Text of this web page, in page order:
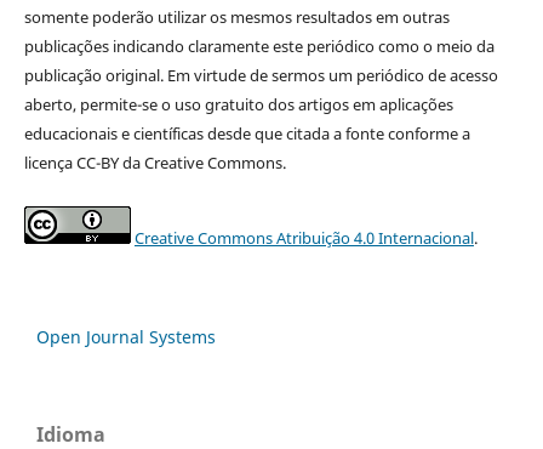
somente poderão utilizar os mesmos resultados em outras
publicações indicando claramente este periódico como o meio da
publicação original. Em virtude de sermos um periódico de acesso
aberto, permite-se o uso gratuito dos artigos em aplicações
educacionais e científicas desde que citada a fonte conforme a
licença CC-BY da Creative Commons.
Creative Commons Atribuição 4.0 Internacional.
Open Journal Systems
Idioma